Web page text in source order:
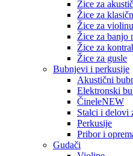
Žice za
Žice za
Žice za violinu
Žice za
Žice za
Žice za gusle
Bubnjevi i perkusije
Akustični
Elektronski
ČineleNEW
Stalci i delovi
Perkusije
Pribor i
Gudači